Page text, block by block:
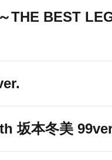
THE BEST
坂本冬美